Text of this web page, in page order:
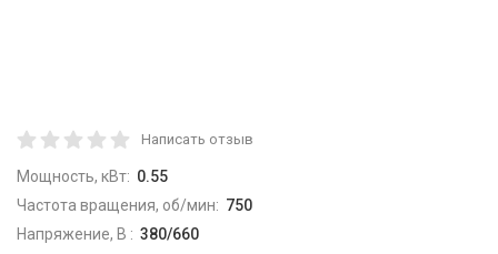
Написать отзыв
Мощность, кВт: 0.55
Частота вращения, об/мин: 750
Напряжение, В : 380/660